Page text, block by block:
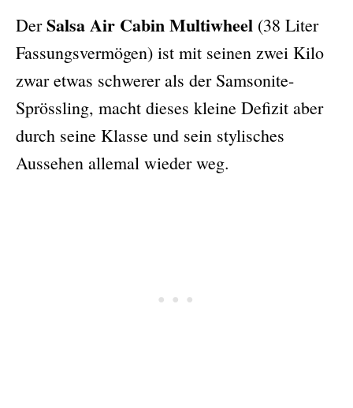
DerSalsa Air Cabin Multiwheel (38 Liter
Fassungsvermögen) ist mit seinen zwei Kilo
zwar etwas schwerer als der Samsonite-
Sprössling, macht dieses kleine Defizit aber
durch seine Klasse und sein stylisches
Aussehen allemal wieder weg.